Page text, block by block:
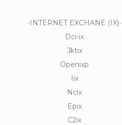
-INTERNET EXCHANE (IX)-
Dci-ix
Jktix
Openixp
Iix
Ncix
Epix
C2ix